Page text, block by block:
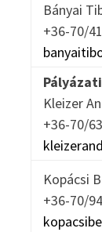
Bányai
+36-70/
Kleizer
+36-70/
Kopácsi
+36-70/